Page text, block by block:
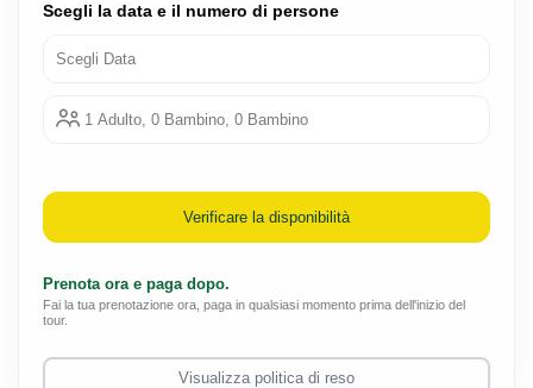
Scegli la data e il numero di persone
Scegli Data
1 Adulto, 0 Bambino, 0 Bambino
Verificare la disponibilità
Prenota ora e paga dopo.
Fai la tua prenotazione ora, paga in qualsiasi momento prima dell'inizio del
tour.
Visualizza politica di reso